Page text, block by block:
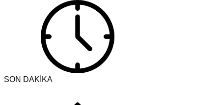
SON DAKİKA